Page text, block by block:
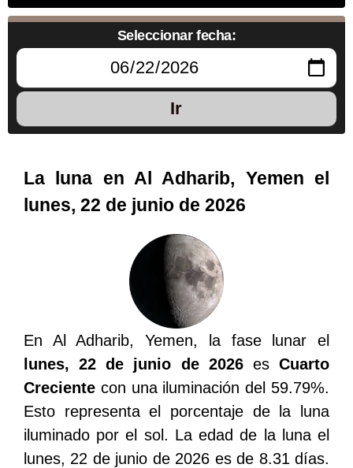
Seleccionar fecha:
Ir
La luna en Al Adharib, Yemen el
lunes, 22 de junio de 2026
En Al Adharib, Yemen, la fase lunar el
lunes, 22 de junio de 2026esCuarto
Creciente con una iluminación del 59.79%.
Esto representa el porcentaje de la luna
iluminado por el sol. La edad de la luna el
lunes, 22 de junio de 2026 es de 8.31 días.